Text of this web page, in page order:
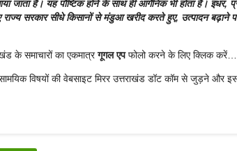
जाता है। यह पौष्टिक होने के साथ ही आर्गेनिक भी होता है। इधर,
सरकार सीधे किसानों से मंडुआ खरीद करते हुए, उत्पादन
के समाचारों का एकमात्रगूगल एपफोलो करने के लिए क्लिक करें….
विषयों की वेबसाइट मिरर उत्तराखंड डॉट कॉम से जुड़ने और